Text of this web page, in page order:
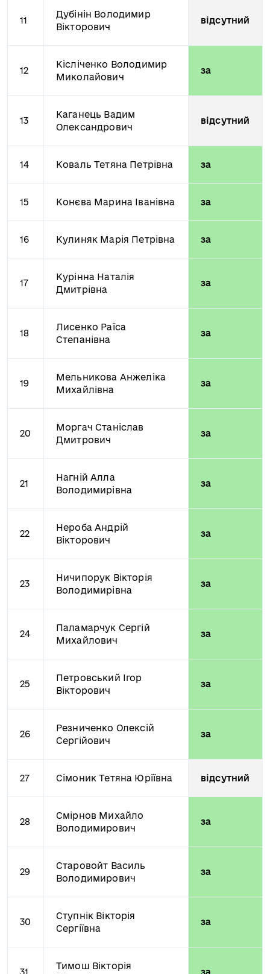
11
Дубінін Володимир
Вікторович
відсутний
12
Кісліченко Володимир
Миколайович
за
13
Каганець Вадим
Олександрович
відсутний
14 Коваль Тетяна Петрівна за
15 Конєва Марина Іванівна за
16 Кулиняк Марія Петрівна за
17
Курінна Наталія
Дмитрівна
за
18
Лисенко Раїса
Степанівна
за
19
Мельникова Анжеліка
Михайлівна
за
20
Моргач Станіслав
Дмитрович
за
21
Нагній Алла
Володимирівна
за
22
Нероба Андрій
Вікторович
за
23
Ничипорук Вікторія
Володимирівна
за
24
Паламарчук Сергій
Михайлович
за
25
Петровський Ігор
Вікторович
за
26
Резниченко Олексій
Сергійович
за
27 Сімоник Тетяна Юріївна відсутний
28
Смірнов Михайло
Володимирович
за
29
Старовойт Василь
Володимирович
за
30
Ступнік Вікторія
Сергіївна
за
31
Тимош Вікторія
за